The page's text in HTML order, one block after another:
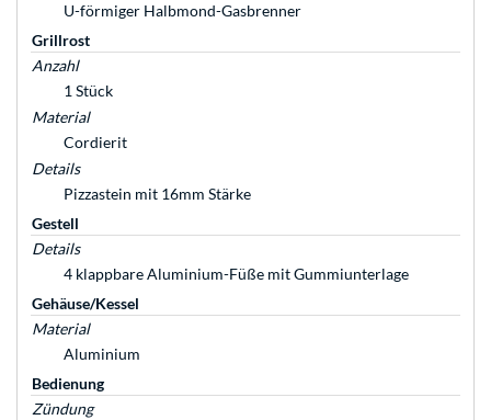
U-förmiger Halbmond-Gasbrenner
Grillrost
Anzahl
1 Stück
Material
Cordierit
Details
Pizzastein mit 16mm Stärke
Gestell
Details
4 klappbare Aluminium-Füße mit Gummiunterlage
Gehäuse/Kessel
Material
Aluminium
Bedienung
Zündung